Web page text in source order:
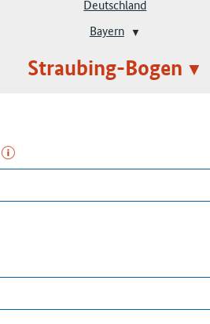
Deutschland
Bayern
Straubing-Bogen